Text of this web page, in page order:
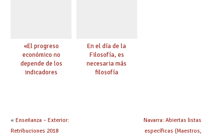
«El progreso
económico no
depende de los
indicadores
En el día de la
Filosofía, es
necesaria más
filosofía
« Enseñanza – Exterior:
Retribuciones 2018
Navarra: Abiertas listas
específicas (Maestros,